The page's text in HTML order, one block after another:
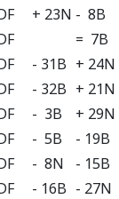
+ 23N - 8B
= 7B
- 31B + 24N
- 32B + 21N
- 3B + 29N
- 5B - 19B
- 8N - 15B
- 16B - 27N